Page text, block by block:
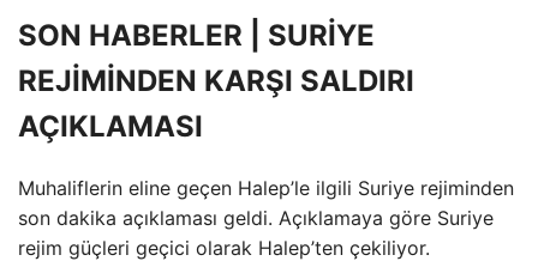
SON HABERLER | SURİYE
REJİMİNDEN KARŞI SALDIRI
AÇIKLAMASI
Muhaliflerin eline geçen Halep’le ilgili Suriye rejiminden
son dakika açıklaması geldi. Açıklamaya göre Suriye
rejim güçleri geçici olarak Halep’ten çekiliyor.